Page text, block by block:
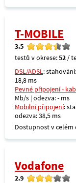
T-MOBILE
3.5
testů v okrese:52 /
DSL/ADSL:
18,8 ms
Pevné připojení -
Mb/s | odezva: - ms
Mobilní připojení:
odezva: 38,5 ms
Dostupnost v celém
Vodafone
2.9